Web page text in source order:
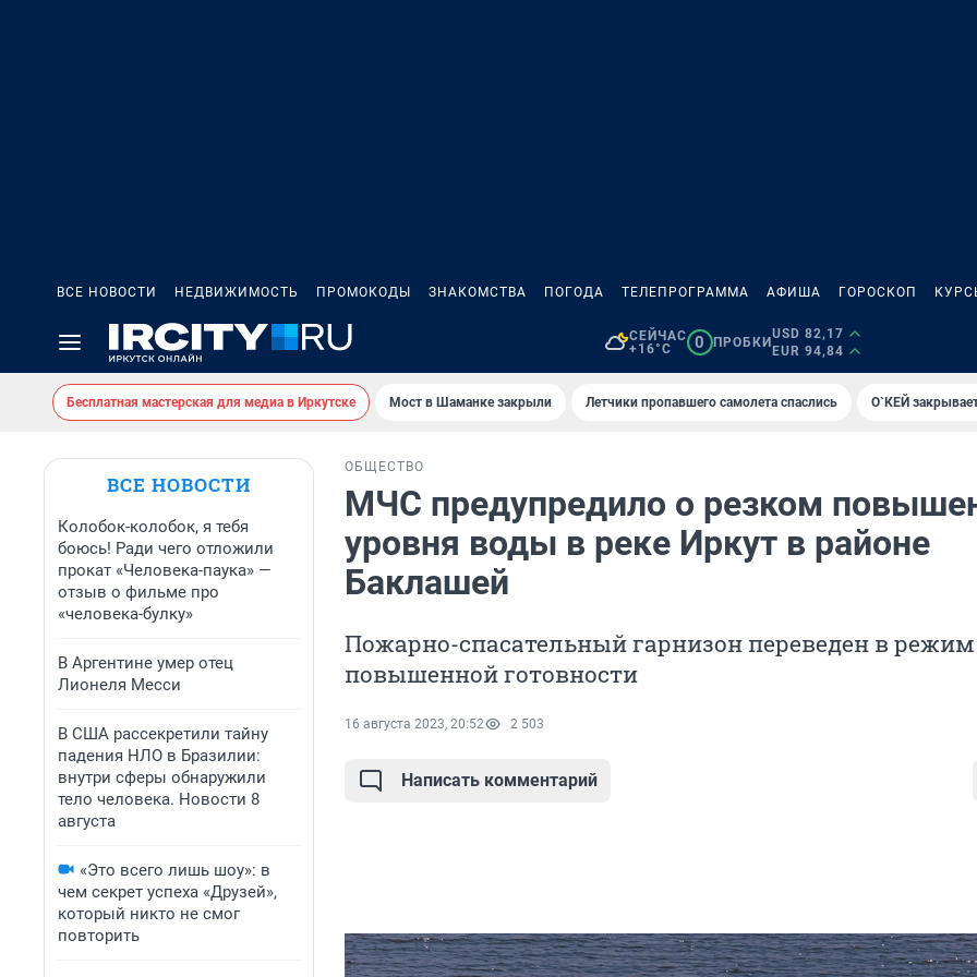
ВСЕ НОВОСТИ НЕДВИЖИМОСТЬ ПРОМОКОДЫ ЗНАКОМСТВА ПОГОДА ТЕЛЕПРОГРАММА АФИША ГОРОСКОП
СЕЙЧАС
+16°C
0 ПРОБКИ
USD 82,17
EUR 94,84
Бесплатная мастерская для медиа в Иркутске Мост в Шаманке закрыли Летчики пропавшего самолета спаслись О`КЕЙ
ВСЕ НОВОСТИ
Колобок-колобок, я тебя
боюсь! Ради чего отложили
прокат «Человека-паука» —
отзыв о фильме про
«человека-булку»
В Аргентине умер отец
Лионеля Месси
В США рассекретили тайну
падения НЛО в Бразилии:
внутри сферы обнаружили
тело человека. Новости 8
августа
«Это всего лишь шоу»: в
чем секрет успеха «Друзей»,
который никто не смог
повторить
ОБЩЕСТВО
МЧС предупредило о резком
уровня воды в реке Иркут в районе
Баклашей
Пожарно-спасательный гарнизон переведен в режим
повышенной готовности
16 августа 2023, 20:52 2 503
Написать комментарий